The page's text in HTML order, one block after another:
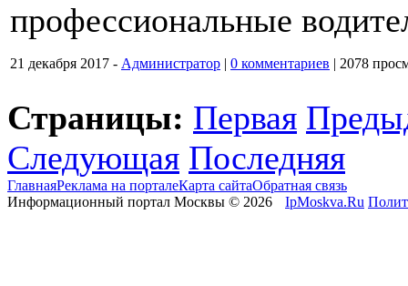
профессиональные
21 декабря 2017 - Администратор | 0 комментариев | 2078
Страницы: Первая
Следующая Последняя
ГлавнаяРеклама на порталеКарта сайтаОбратная связь
Информационный портал Москвы © 2026
IpMoskva.Ru